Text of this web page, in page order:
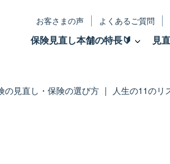
お客さまの声 よくあるご質問
保険見直し本舗の特長🔰 見
の見直し・保険の選び方 | 人生の11のリ